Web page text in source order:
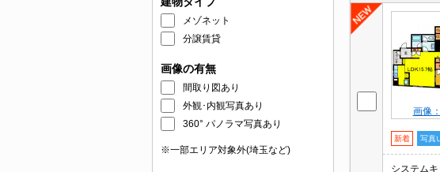
メゾネット
分譲賃貸
画像の有無
間取り図あり
外観･内観写真あり
360° パノラマ写真あり
※一部エリア対象外(埼玉など)
画像
新着 写真